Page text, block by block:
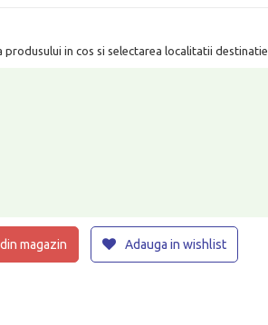
in cos si selectarea localitatii destinatie.
magazin Adauga in wishlist